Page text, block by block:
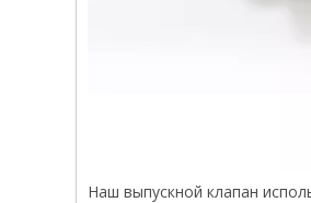
Наш выпускной клапан